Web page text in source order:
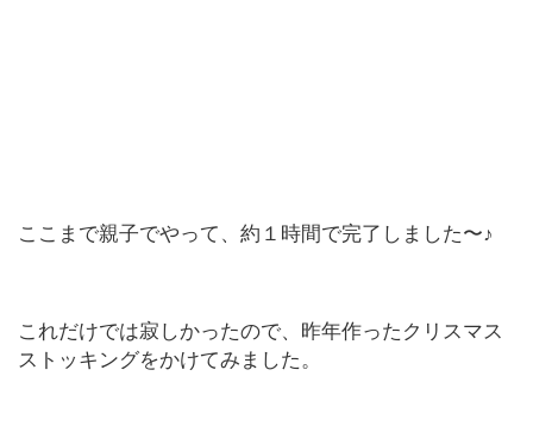
ここまで親子でやって、約１時間で完了しました〜♪
これだけでは寂しかったので、昨年作ったクリスマス
ストッキングをかけてみました。